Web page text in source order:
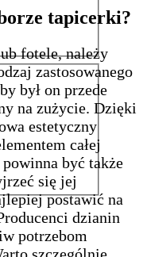
tapicerki?
fotele, należy
zastosowanego
był on przede
na zużycie. Dzięki
estetyczny
całej
być także
się jej
postawić na
dzianin
potrzebom